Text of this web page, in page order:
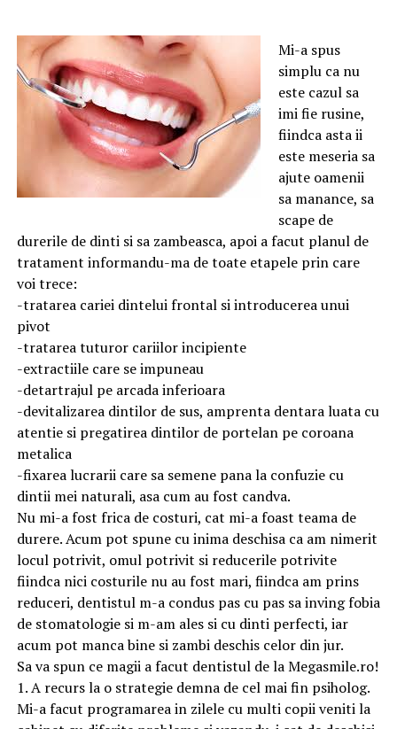
Mi-a spus
simplu ca nu
este cazul sa
imi fie rusine,
fiindca asta ii
este meseria sa
ajute oamenii
sa manance, sa
scape de
durerile de dinti si sa zambeasca, apoi a facut planul de
tratament informandu-ma de toate etapele prin care
voi trece:
-tratarea cariei dintelui frontal si introducerea unui
pivot
-tratarea tuturor cariilor incipiente
-extractiile care se impuneau
-detartrajul pe arcada inferioara
-devitalizarea dintilor de sus, amprenta dentara luata cu
atentie si pregatirea dintilor de portelan pe coroana
metalica
-fixarea lucrarii care sa semene pana la confuzie cu
dintii mei naturali, asa cum au fost candva.
Nu mi-a fost frica de costuri, cat mi-a foast teama de
durere. Acum pot spune cu inima deschisa ca am nimerit
locul potrivit, omul potrivit si reducerile potrivite
fiindca nici costurile nu au fost mari, fiindca am prins
reduceri, dentistul m-a condus pas cu pas sa inving fobia
de stomatologie si m-am ales si cu dinti perfecti, iar
acum pot manca bine si zambi deschis celor din jur.
Sa va spun ce magii a facut dentistul de la Megasmile.ro!
1. A recurs la o strategie demna de cel mai fin psiholog.
Mi-a facut programarea in zilele cu multi copii veniti la